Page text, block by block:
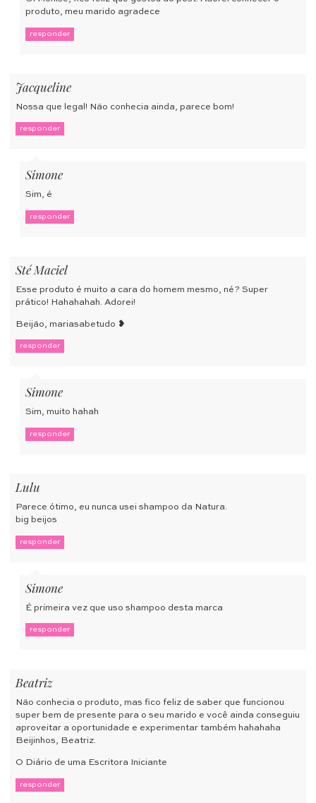
produto, meu marido agradece
responder
Jacqueline
Nossa que legal! Não conhecia ainda, parece bom!
responder
Simone
Sim, é
responder
Sté Maciel
Esse produto é muito a cara do homem mesmo, né? Super
prático! Hahahahah. Adorei!
Beijão, mariasabetudo ❥
responder
Simone
Sim, muito hahah
responder
Lulu
Parece ótimo, eu nunca usei shampoo da Natura.
big beijos
responder
Simone
É primeira vez que uso shampoo desta marca
responder
Beatriz
Não conhecia o produto, mas fico feliz de saber que funcionou
super bem de presente para o seu marido e você ainda conseguiu
aproveitar a oportunidade e experimentar também hahahaha
Beijinhos, Beatriz.
O Diário de uma Escritora Iniciante
responder